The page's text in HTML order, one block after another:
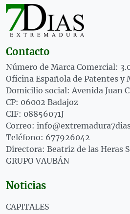
Contacto
Número de Marca Comercial:
Oficina Española de Patentes y
Domicilio social: Avenida Juan
CP: 06002 Badajoz
CIF: 08856071J
Correo:
Teléfono: 677926042
Directora: Beatriz de las Heras
GRUPO VAUBÁN
Noticias
CAPITALES